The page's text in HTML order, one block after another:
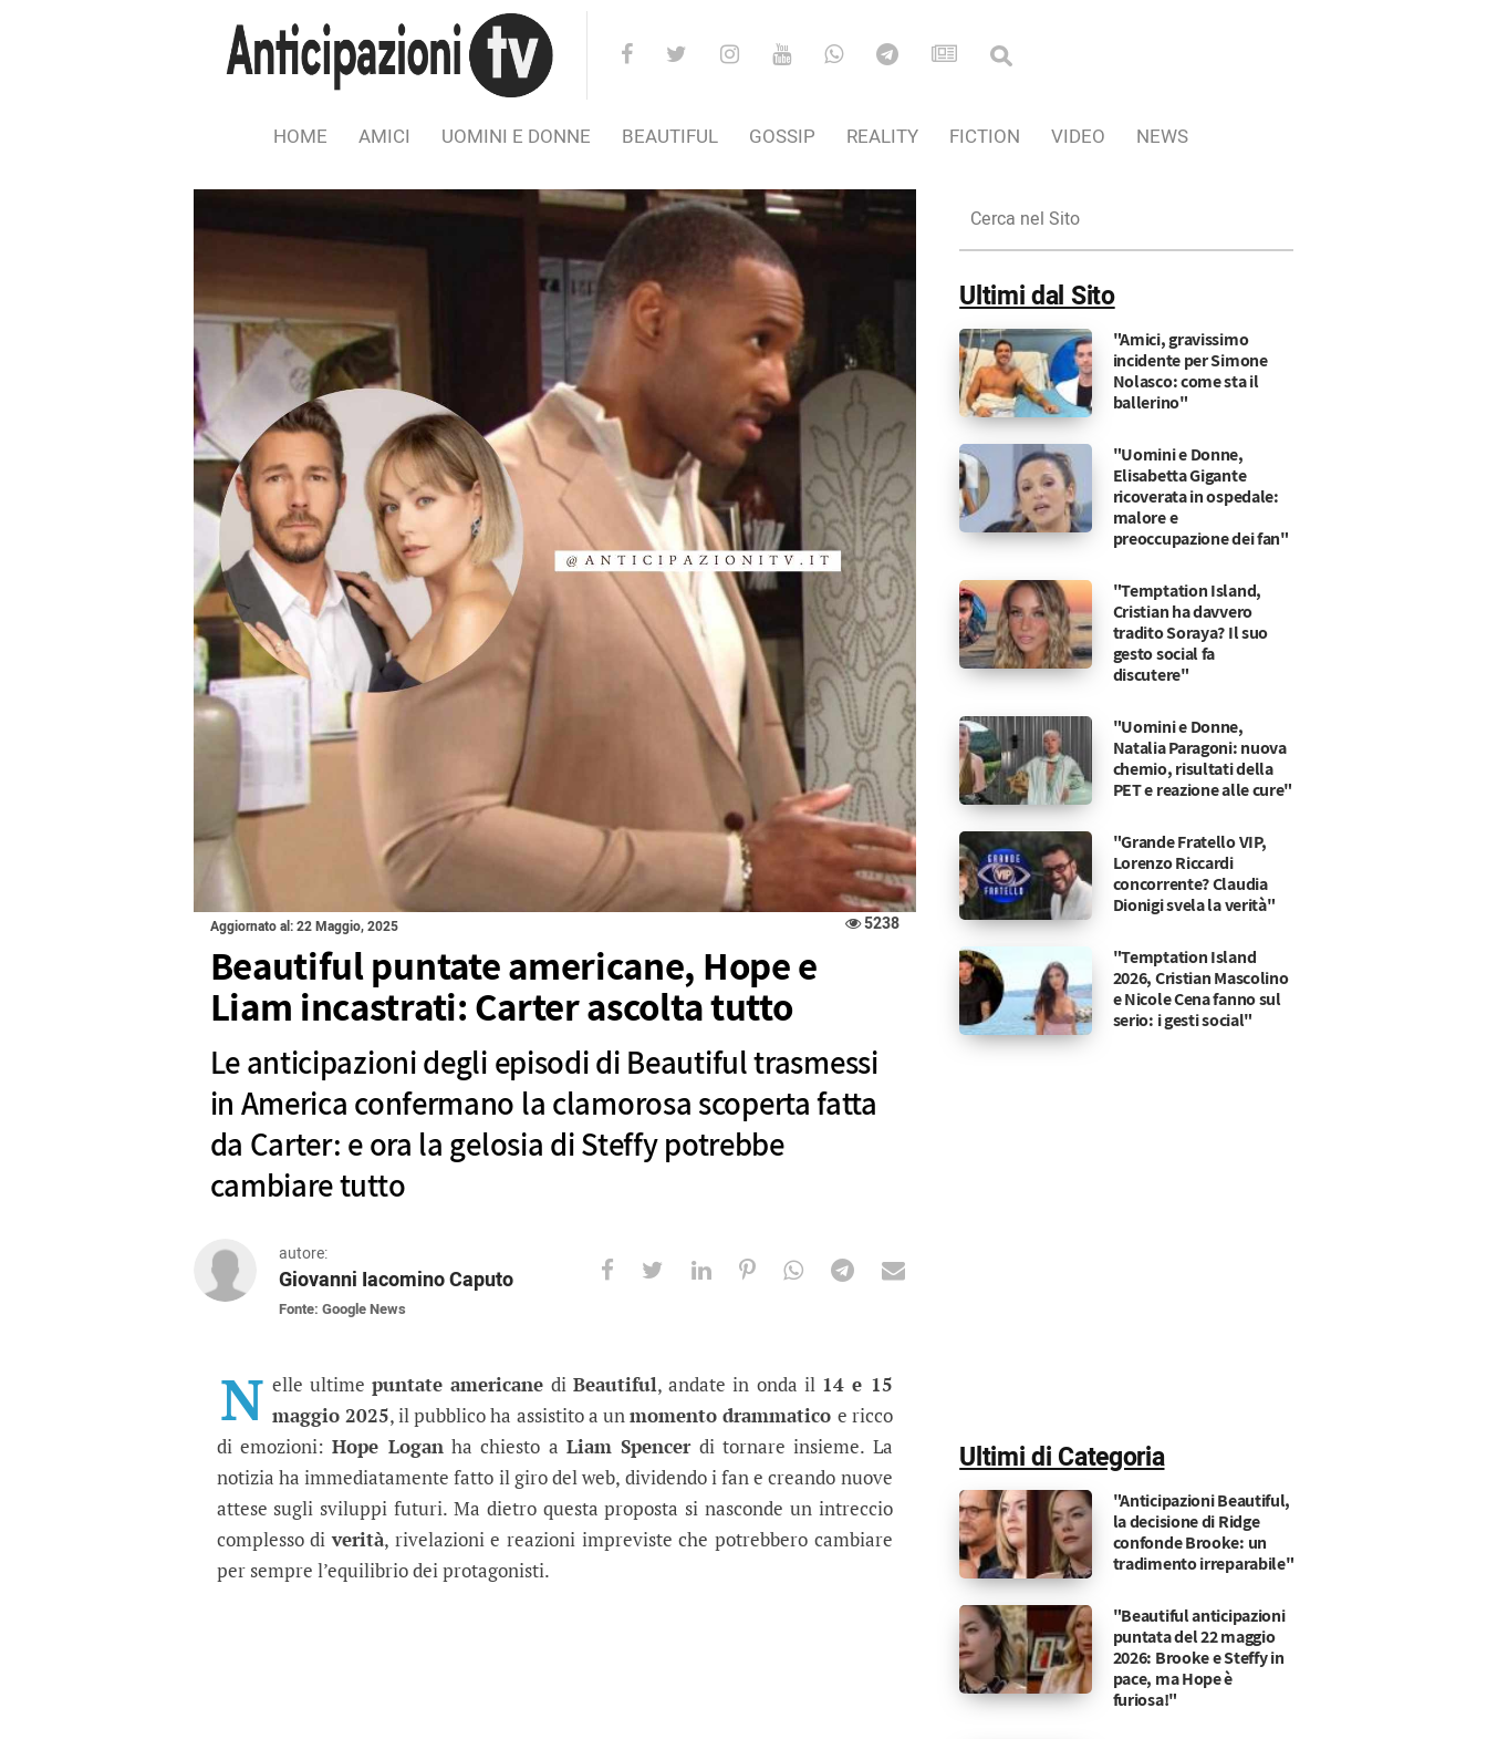
HOME AMICI UOMINI E DONNE BEAUTIFUL GOSSIP REALITY FICTION VIDEO NEWS
Aggiornato al: 22 Maggio, 2025 5238
Beautiful puntate americane, Hope e
Liam incastrati: Carter ascolta tutto
Le anticipazioni degli episodi di Beautiful trasmessi
in America confermano la clamorosa scoperta fatta
da Carter: e ora la gelosia di Steffy potrebbe
cambiare tutto
autore:
Giovanni Iacomino Caputo
Fonte: Google News
Beautiful puntate americane, Hope e Liam incastrati: Carter ascolta tutto
N elle ultimepuntate americane di Beautiful, andate in onda il 14 e 15
maggio 2025, il pubblico ha assistito a unmomento drammatico e ricco
di emozioni:Hope Logan ha chiesto aLiam Spencerdi tornare insieme. La
notizia ha immediatamente fatto il giro del web, dividendo i fan e creando nuove
attese sugli sviluppi futuri. Ma dietro questa proposta si nasconde un intreccio
complesso diverità, rivelazioni e reazioni impreviste che potrebbero cambiare
per sempre l’equilibrio dei protagonisti.
nel
Sito
Ultimi dal Sito
"Amici, gravissimo
incidente per Simone
Nolasco: come sta il
ballerino"
"Uomini e Donne,
Elisabetta Gigante
ricoverata in ospedale:
malore e
preoccupazione dei fan"
"Temptation Island,
Cristian ha davvero
tradito Soraya? Il suo
gesto social fa
discutere"
"Uomini e Donne,
Natalia Paragoni: nuova
chemio, risultati della
PET e reazione alle cure"
"Grande Fratello VIP,
Lorenzo Riccardi
concorrente? Claudia
Dionigi svela la verità"
"Temptation Island
2026, Cristian Mascolino
e Nicole Cena fanno sul
serio: i gesti social"
Ultimi di Categoria
"Anticipazioni Beautiful,
la decisione di Ridge
confonde Brooke: un
tradimento irreparabile"
"Beautiful anticipazioni
puntata del 22 maggio
2026: Brooke e Steffy in
pace, ma Hope è
furiosa!"